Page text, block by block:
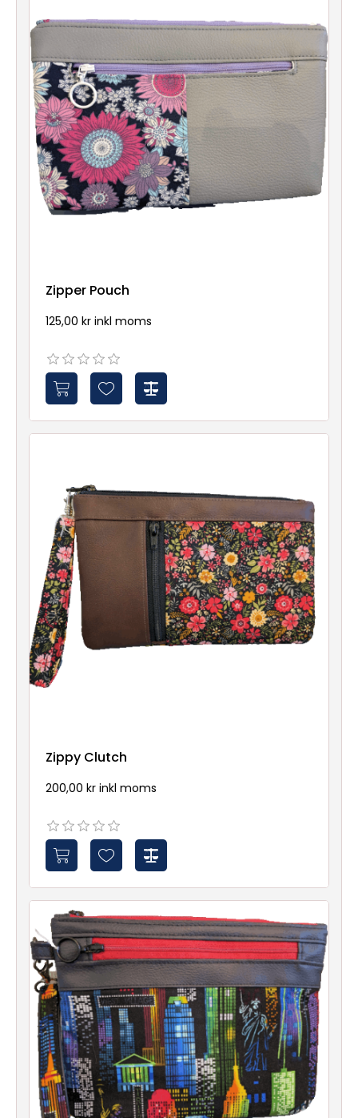
Zipper Pouch
125,00 kr inkl moms
Zippy Clutch
200,00 kr inkl moms